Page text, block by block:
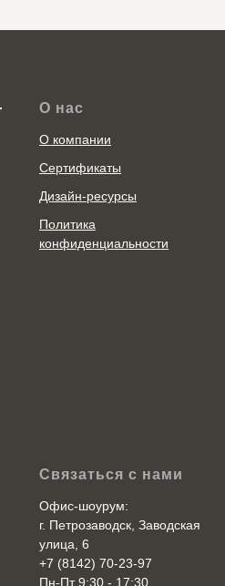
О нас
О компании
Сертификаты
Дизайн-ресурсы
Политика
конфиденциальности
Связаться с нами
Офис-шоурум:
г. Петрозаводск, Заводская
улица, 6
+7 (8142) 70-23-97
Пн-Пт 9:30 - 17:30